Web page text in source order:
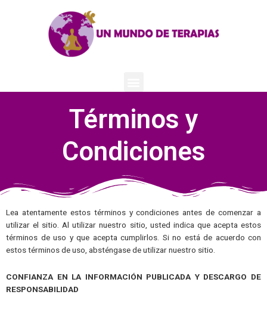
Términos y
Condiciones
Lea atentamente estos términos y condiciones antes de comenzar a
utilizar el sitio. Al utilizar nuestro sitio, usted indica que acepta estos
términos de uso y que acepta cumplirlos. Si no está de acuerdo con
estos términos de uso, absténgase de utilizar nuestro sitio.
CONFIANZA EN LA INFORMACIÓN PUBLICADA Y DESCARGO DE
RESPONSABILIDAD